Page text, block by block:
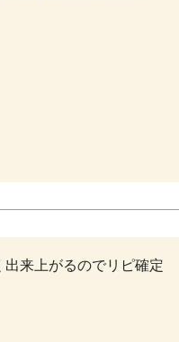
来上がるのでリピ確定